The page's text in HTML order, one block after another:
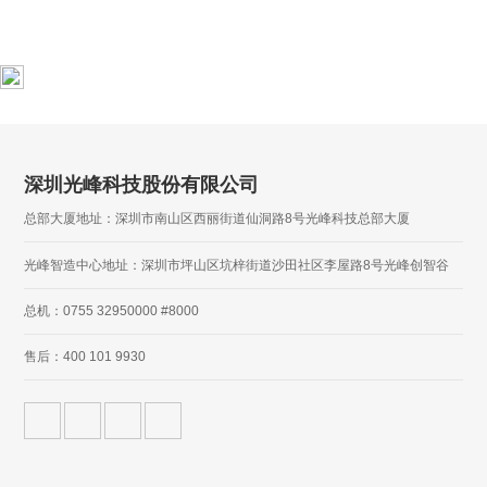
深圳光峰科技股份有限公司
总部大厦地址：深圳市南山区西丽街道仙洞路8号光峰科技总部大厦
光峰智造中心地址：深圳市坪山区坑梓街道沙田社区李屋路8号光峰创智谷
总机：0755 32950000 #8000
售后：400 101 9930